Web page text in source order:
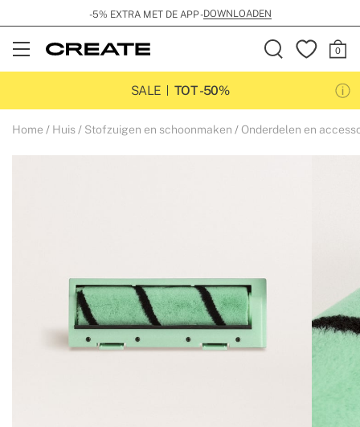
-5% EXTRA MET DE APP -DOWNLOADEN
Open
Menu
SALE
TOT -50%
Home Huis Stofzuigen en schoonmaken Onderdelen en